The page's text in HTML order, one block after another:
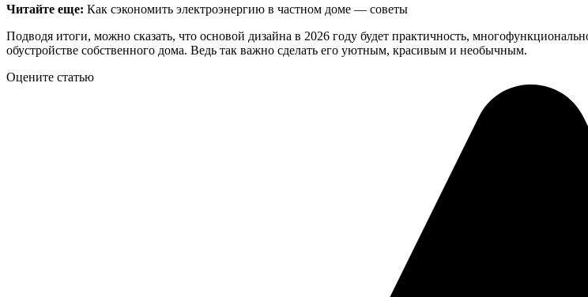
Читайте еще: Как сэкономить электроэнергию в частном доме — советы
Подводя итоги, можно сказать, что основой дизайна в 2026 году будет практичность,
обустройстве собственного дома. Ведь так важно сделать его уютным, красивым и необычным.
Оцените статью